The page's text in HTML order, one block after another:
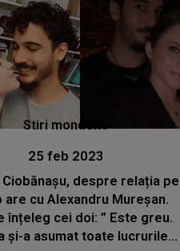
Stiri mondene
25 feb 2023
despre relația pe
are cu Alexandru Mureșan.
înțeleg cei doi: ” Este greu.
și-a asumat toate lucrurile